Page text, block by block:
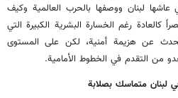
لبنان ووصفها بالحرب العالمية وكيف
كالعادة رغم الخسارة البشرية الكبيرة التي
عن هزيمة أمنية، لكن على المستوى
من التقدم في الخطوط الأمامية.
لبنان متماسك بصلابة